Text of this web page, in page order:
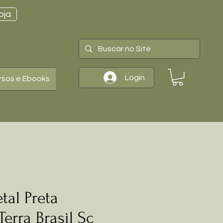
e Ebooks Login
Preta
Brasil Sc